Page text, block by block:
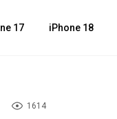
17 iPhone 18
1614